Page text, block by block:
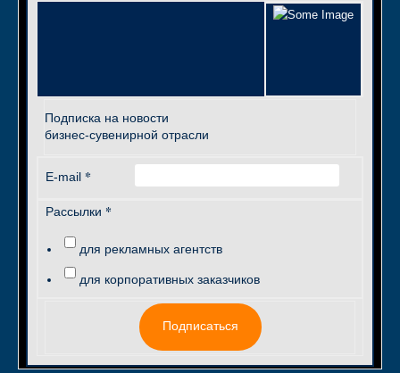
Подписка на новости
бизнес-сувенирной отрасли
E-mail *
Рассылки *
для рекламных агентств
для корпоративных заказчиков
Подписаться